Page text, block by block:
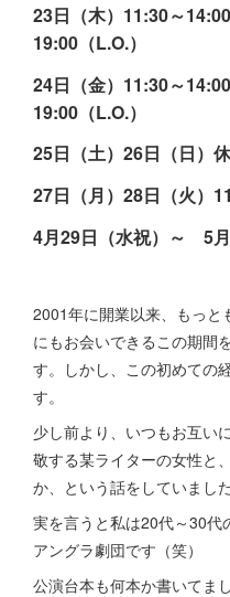
23日（木）11:30～
19:00（L.O.）
24日（金）11:30～
19:00（L.O.）
25日（土）26日（日）
27日（月）28日（火）
4月29日（水祝）～ 5
2001年に開業以来、もっと
にもお会いできるこの期間
す。しかし、この初めての
す。
少し前より、いつもお互い
敬する某ライターの女性と
か、という話をしていました
実を言うと私は20代～30代
アングラ劇団です（笑）
公演台本も何本か書いてまし